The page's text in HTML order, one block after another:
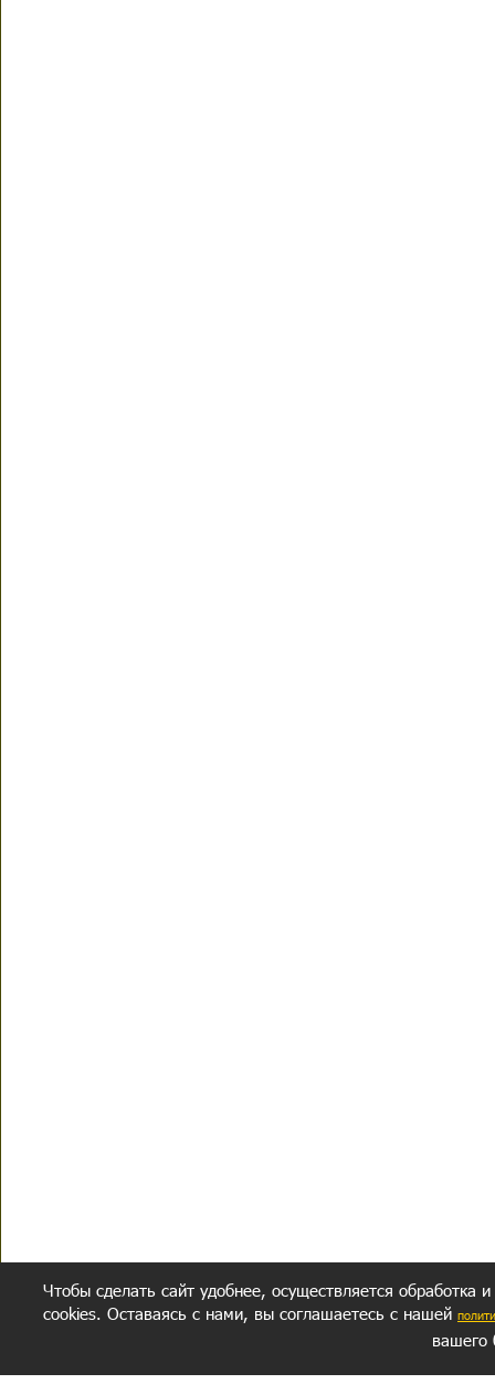
Чтобы сделать сайт удобнее, осуществляется обработка
cookies. Оставаясь с нами, вы соглашаетесь с нашей
вашего